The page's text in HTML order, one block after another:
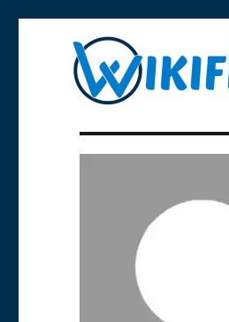
Wikifen